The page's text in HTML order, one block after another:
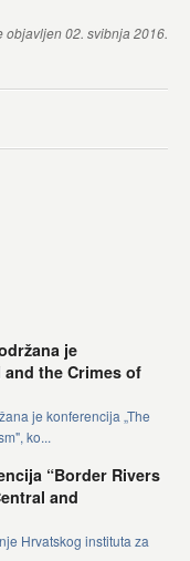
objavljen 02. svibnja 2016.
je
the Crimes of
je konferencija „The
ko...
“Border Rivers
and
Hrvatskog instituta za